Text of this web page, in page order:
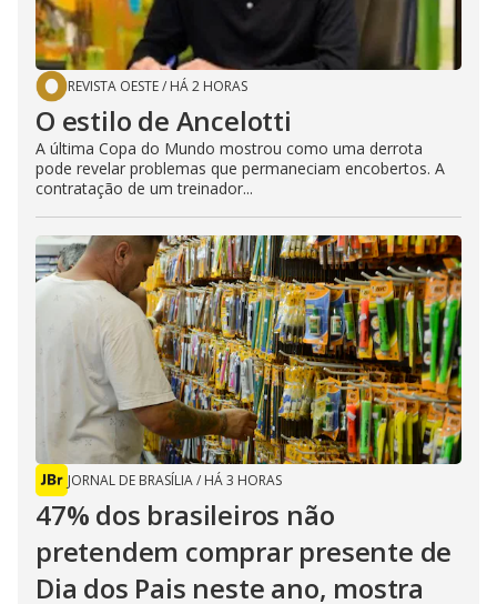
REVISTA OESTE/ HÁ 2 HORAS
O estilo de Ancelotti
A última Copa do Mundo mostrou como uma derrota
pode revelar problemas que permaneciam encobertos. A
contratação de um treinador...
JORNAL DE BRASÍLIA/ HÁ 3 HORAS
47% dos brasileiros não
pretendem comprar presente de
Dia dos Pais neste ano, mostra